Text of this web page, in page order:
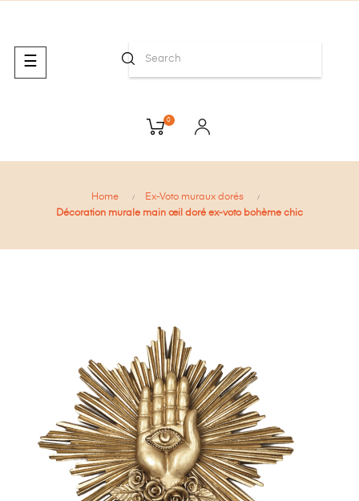
Toggle
navigation
☰
0
Home
Ex-Voto muraux dorés
Décoration murale main œil doré ex-voto bohème chic